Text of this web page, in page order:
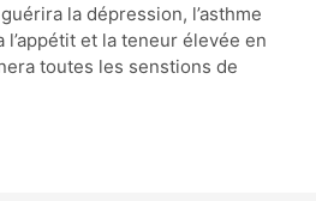
la dépression, l’asthme
et la teneur élevée en
toutes les senstions de